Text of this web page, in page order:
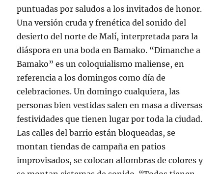
puntuadas por saludos a los invitados de honor.
Una versión cruda y frenética del sonido del
desierto del norte de Malí, interpretada para la
diáspora en una boda en Bamako. “Dimanche a
Bamako” es un coloquialismo maliense, en
referencia a los domingos como día de
celebraciones. Un domingo cualquiera, las
personas bien vestidas salen en masa a diversas
festividades que tienen lugar por toda la ciudad.
Las calles del barrio están bloqueadas, se
montan tiendas de campaña en patios
improvisados, se colocan alfombras de colores y